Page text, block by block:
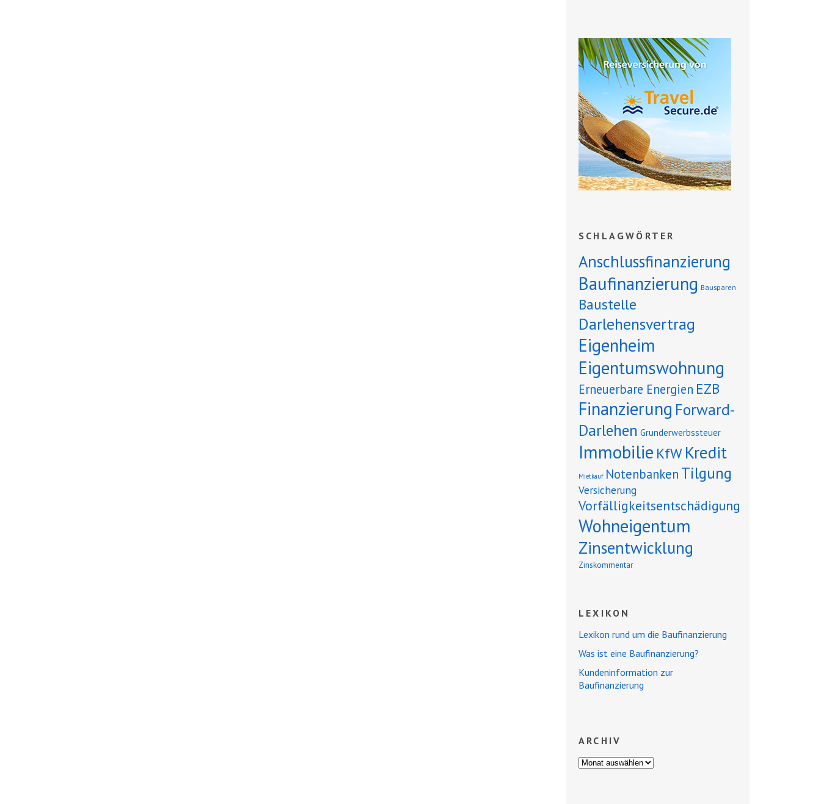
SCHLAGWÖRTER
Anschlussfinanzierung
Baufinanzierung Bausparen
Baustelle
Darlehensvertrag
Eigenheim
Eigentumswohnung
Erneuerbare Energien EZB
Finanzierung Forward-
Darlehen Grunderwerbssteuer
Immobilie KfWKredit
Mietkauf Notenbanken Tilgung
Versicherung
Vorfälligkeitsentschädigung
Wohneigentum
Zinsentwicklung
Zinskommentar
LEXIKON
Lexikon rund um die Baufinanzierung
Was ist eine Baufinanzierung?
Kundeninformation zur
Baufinanzierung
ARCHIV